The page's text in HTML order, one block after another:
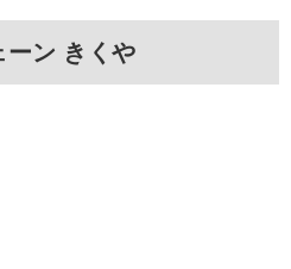
ーン きくや